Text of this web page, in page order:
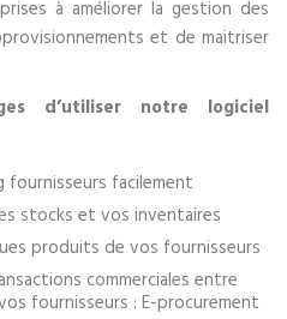
à améliorer la gestion des
et de maitriser
d’utiliser notre logiciel
fournisseurs facilement
stocks et vos inventaires
produits de vos fournisseurs
commerciales entre
fournisseurs : E-procurement